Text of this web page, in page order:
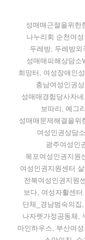
성매매근절을위한
나누리회 순천여
두레방, 두레방외
성매매피해상담소
희망터, 여성장애인
충남여성인권
성매매경험당사자
보따리, 예그
성매매문제해결을위
여성인권상담
광주여성인
목포여성인권지원
여성인권지원센터
전북여성인권지원
보다, 여성자활센
단체_경남범숙의집
나자렛가정공동체,
마인하우스, 부산여